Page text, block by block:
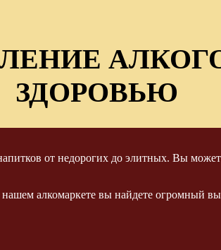
ЗДОРОВЬЮ
от недорогих до элитных. Вы
алкомаркете вы найдете огромный